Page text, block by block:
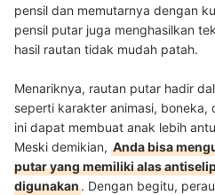
pensil dan memutarnya dengan
pensil putar juga menghasilkan
hasil rautan tidak mudah patah.
Menariknya, rautan putar hadir
seperti karakter animasi, boneka,
ini dapat membuat anak lebih
Meski demikian, Anda bisa
putar yang memiliki alas
digunakan. Dengan begitu,